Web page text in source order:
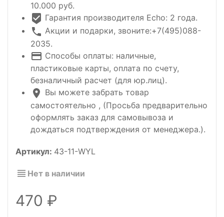
10.000 руб.
Гарантия производителя Echo: 2 года.
Акции и подарки, звоните:+7(495)088-
2035.
Способы оплаты: наличные,
пластиковые карты, оплата по счету,
безналичный расчет (для юр.лиц).
Вы можете забрать товар
самостоятельно , (Просьба предварительно
оформлять заказ для самовывоза и
дождаться подтверждения от менеджера.).
Артикул: 43-11-WYL
Нет в наличии
470